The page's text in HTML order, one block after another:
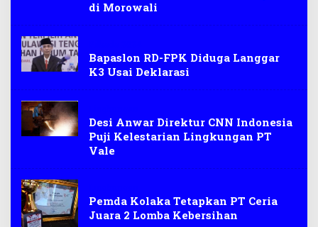
di Morowali
Bapaslon RD-FPK Diduga Langgar
K3 Usai Deklarasi
Desi Anwar Direktur CNN Indonesia
Puji Kelestarian Lingkungan PT
Vale
Pemda Kolaka Tetapkan PT Ceria
Juara 2 Lomba Kebersihan